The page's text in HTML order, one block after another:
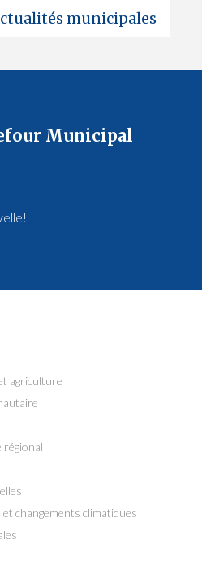
municipales
Municipal
agriculture
régional
changements climatiques